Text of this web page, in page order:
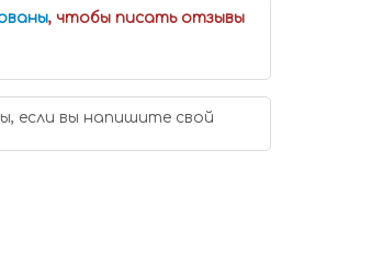
, чтобы писать отзывы
если вы напишите свой